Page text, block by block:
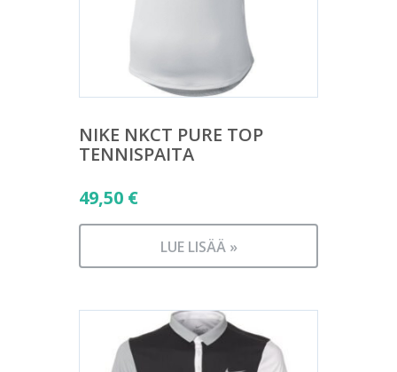
NIKE NKCT PURE TOP
TENNISPAITA
49,50 €
LUE LISÄÄ »